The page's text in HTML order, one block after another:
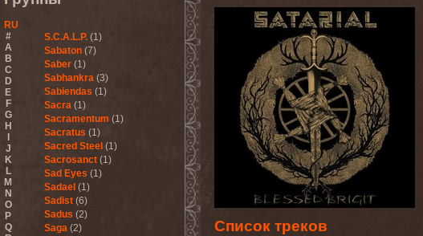
RU
#
A
B
C
D
E
F
G
H
J
K
L
M
N
O
P
Q
S.C.A.L.P. (1)
Sabaton (7)
Saber (1)
Sabhankra (3)
Sabiendas (1)
Sacra (1)
Sacramentum (1)
Sacratus (1)
Sacred Steel (1)
Sacrosanct (1)
Sad Eyes (1)
Sadael (1)
Sadist (6)
Sadus (2)
Saga (2)
Список треков